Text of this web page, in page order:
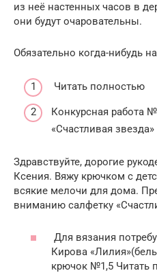
из неё настенных часов в
они будут очаровательны.
Обязательно когда-нибудь
Читать полностью
Конкурсная работа
«Счастливая
Здравствуйте, дорогие
Ксения. Вяжу крючком с
всякие мелочи для дома.
вниманию салфетку
Для вязания
Кирова
крючок №1,5 Читать